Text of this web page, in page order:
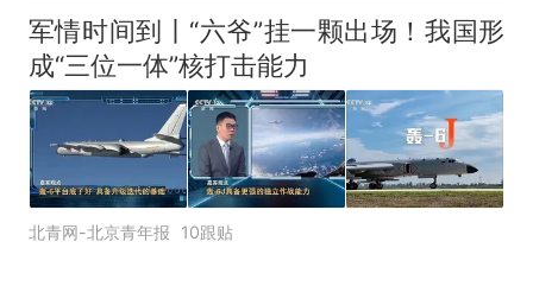
军情时间到丨“六爷”挂一颗出场！我国形
成“三位一体”核打击能力
北青网-北京青年报 10跟贴